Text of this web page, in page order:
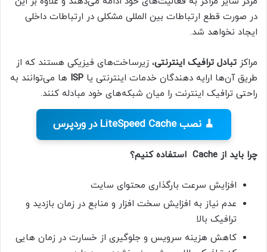
در صورت قطع ارتباطات بین‌ المللی مشکلی در ارتباطات داخلی
ایجاد نخواهد شد.
مراکز تبادل ترافیک اینترنتی، زیرساخت‌های فیزیکی هستند که از
طریق آن‌ها ارایه دهندگان خدمات اینترنتی یا ISP ها می‌توانند به
راحتی ترافیک اینترنت را میان شبکه‌های خود مبادله کنند.
🧹 نصب LiteSpeed Cache در وردپرس
چرا باید از Cache استفاده کنیم؟
افزایش سرعت بارگذاری محتوای سایت
عدم نیاز به افزایش سخت افزار و منابع در زمان بازدید و
ترافیک بالا
کاهش هزینه سرویس و جلوگیری از خسارت در زمان هایی